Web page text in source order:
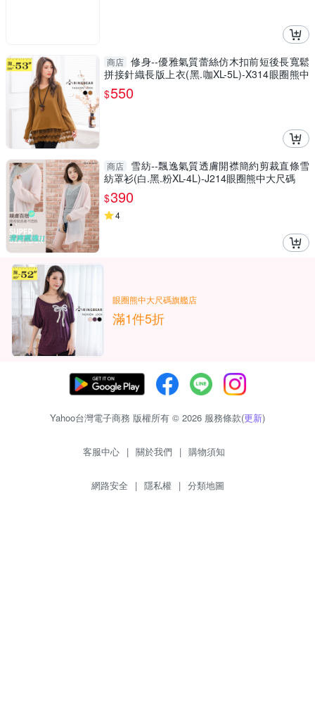
商店 修身--優雅氣質蕾絲仿木扣前短後長寬鬆
拼接針織長版上衣(黑.咖XL-5L)-X314眼圈熊中
大尺碼
$550
商店
雪紡--飄逸氣質透膚開襟簡約剪裁直條雪
紡罩衫(白.黑.粉XL-4L)-J214眼圈熊中大尺碼
$390
4
眼圈熊中大尺碼旗艦店
滿1件5折
Yahoo台灣電子商務 版權所有 © 2026 服務條款(更新)
客服中心 | 關於我們 | 購物須知
網路安全 | 隱私權 | 分類地圖